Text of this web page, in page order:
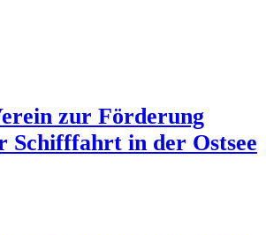
zur Förderung
Schifffahrt in der Ostsee